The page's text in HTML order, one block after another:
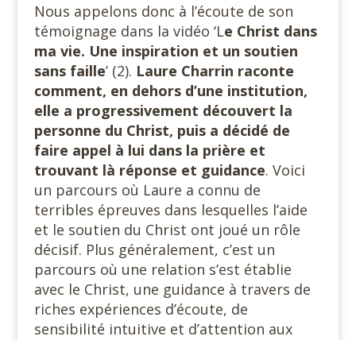
Nous appelons donc à l’écoute de son
témoignage dans la vidéo ‘Le Christ dans
ma vie. Une inspiration et un soutien
sans faille’ (2). Laure Charrin raconte
comment, en dehors d’une institution,
elle a progressivement découvert la
personne du Christ, puis a décidé de
faire appel à lui dans la prière et
trouvant là réponse et guidance. Voici
un parcours où Laure a connu de
terribles épreuves dans lesquelles l’aide
et le soutien du Christ ont joué un rôle
décisif. Plus généralement, c’est un
parcours où une relation s’est établie
avec le Christ, une guidance à travers de
riches expériences d’écoute, de
sensibilité intuitive et d’attention aux